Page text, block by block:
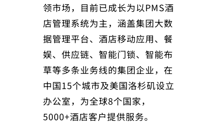
领市场，目前已成长为以PMS酒
店管理系统为主，涵盖集团大数
据管理平台、酒店移动应用、餐
娱、供应链、智能门锁、智能布
草等多条业务线的集团企业，在
中国15个城市及美国洛杉矶设立
办公室，为全球8个国家，
5000+酒店客户提供服务。